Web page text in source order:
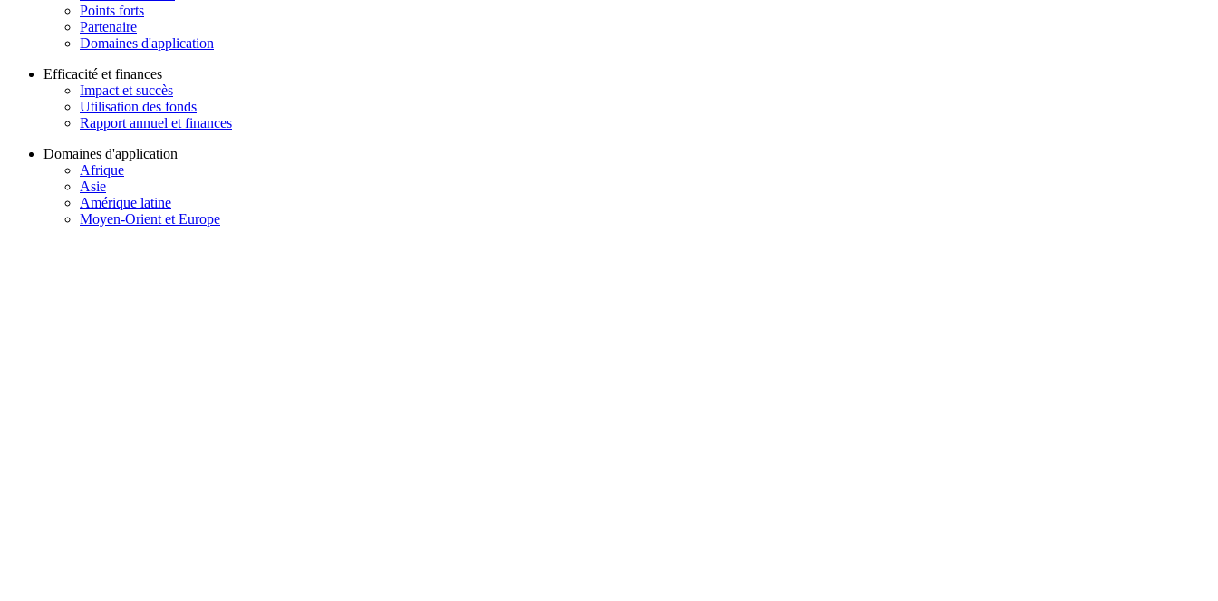
Points forts
Partenaire
Domaines d'application
Efficacité et finances
Impact et succès
Utilisation des fonds
Rapport annuel et finances
Domaines d'application
Afrique
Asie
Amérique latine
Moyen-Orient et Europe